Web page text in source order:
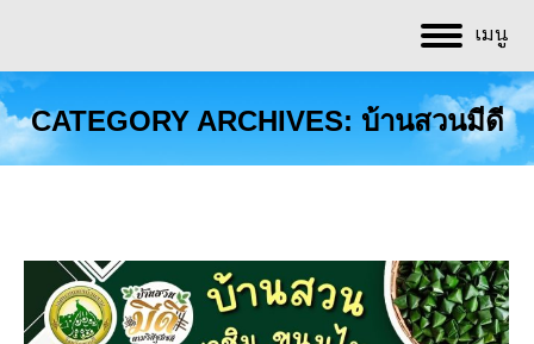
เมนู
CATEGORY ARCHIVES: บ้านสวนมีดี